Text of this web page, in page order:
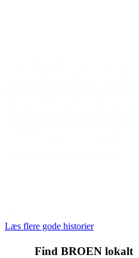
Læs flere gode historier
Find BROEN lokalt